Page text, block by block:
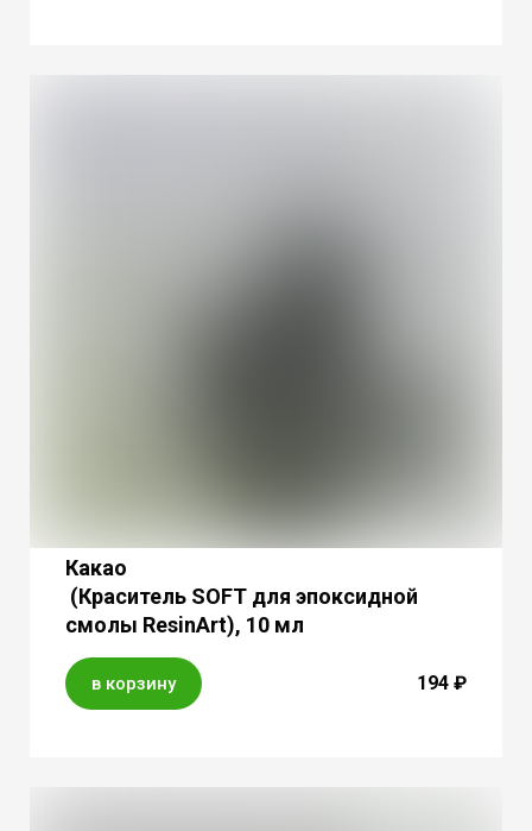
Какао
(Краситель SOFT для эпоксидной
смолы ResinArt), 10 мл
в корзину 194 ₽